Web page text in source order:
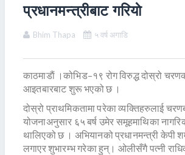
प्रधानमन्त्रीबाट गरियाे
Bhim Thapa ५ वर्ष अगाडि
काठमाडाैं ।कोभिड–१९ रोग विरुद्ध दोस्रो
आइतबारबाट शुरू भएको छ ।
दोस्रो प्राथमिकतामा परेका व्यक्तिहरुलाई
योजनाअनुसार ६५ बर्ष उमेर समूहमाथिका
थालिएको छ । अभियानको प्रधानमन्त्री केपी
लगाएर शुभारम्भ गरेका हुन्। ओलीसँगै पत्नी